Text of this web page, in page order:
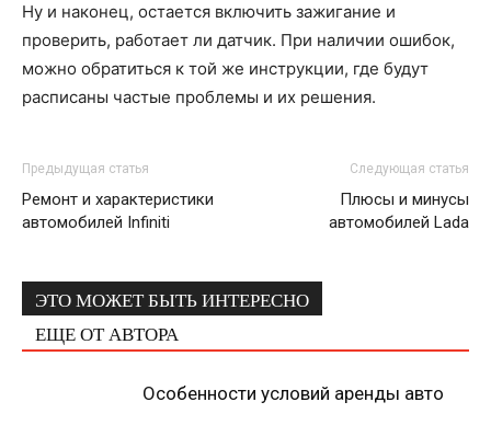
Ну и наконец, остается включить зажигание и
проверить, работает ли датчик. При наличии ошибок,
можно обратиться к той же инструкции, где будут
расписаны частые проблемы и их решения.
Предыдущая статья
Ремонт и характеристики
автомобилей Infiniti
Следующая статья
Плюсы и минусы
автомобилей Lada
ЭТО МОЖЕТ БЫТЬ ИНТЕРЕСНО
ЕЩЕ ОТ АВТОРА
Особенности условий аренды авто